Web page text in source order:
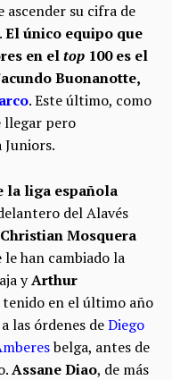
ascender su cifra de
El único equipo que
en eltop 100 es el
Buonanotte,
. Este último, como
llegar pero
la liga española
del Alavés
Christian Mosquera
le han cambiado la
yArthur
tenido en el último año
las órdenes deDiego
belga, antes de
Assane Diao, de más